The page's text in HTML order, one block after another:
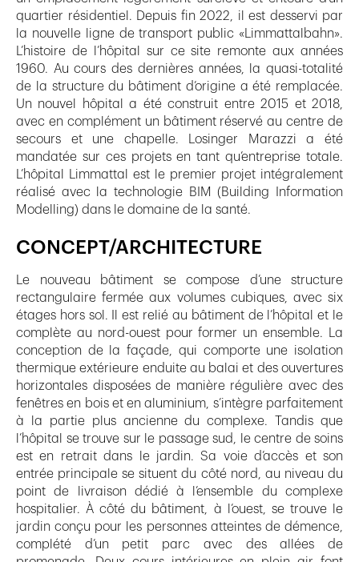
quartier résidentiel. Depuis fin 2022, il est desservi par
la nouvelle ligne de transport public «Limmattalbahn».
L’histoire de l’hôpital sur ce site remonte aux années
1960. Au cours des dernières années, la quasi-totalité
de la structure du bâtiment d’origine a été remplacée.
Un nouvel hôpital a été construit entre 2015 et 2018,
avec en complément un bâtiment réservé au centre de
secours et une chapelle. Losinger Marazzi a été
mandatée sur ces projets en tant qu’entreprise totale.
L’hôpital Limmattal est le premier projet intégralement
réalisé avec la technologie BIM (Building Information
Modelling) dans le domaine de la santé.
CONCEPT/ARCHITECTURE
Le nouveau bâtiment se compose d’une structure
rectangulaire fermée aux volumes cubiques, avec six
étages hors sol. Il est relié au bâtiment de l’hôpital et le
complète au nord-ouest pour former un ensemble. La
conception de la façade, qui comporte une isolation
thermique extérieure enduite au balai et des ouvertures
horizontales disposées de manière régulière avec des
fenêtres en bois et en aluminium, s’intègre parfaitement
à la partie plus ancienne du complexe. Tandis que
l’hôpital se trouve sur le passage sud, le centre de soins
est en retrait dans le jardin. Sa voie d’accès et son
entrée principale se situent du côté nord, au niveau du
point de livraison dédié à l’ensemble du complexe
hospitalier. À côté du bâtiment, à l’ouest, se trouve le
jardin conçu pour les personnes atteintes de démence,
complété d’un petit parc avec des allées de